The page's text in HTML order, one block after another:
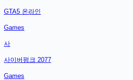
GTA5 온라인
Games
사
사이버펑크 2077
Games